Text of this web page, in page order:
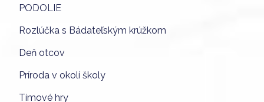
PODOLIE
Rozlúčka s Bádateľským krúžkom
Deň otcov
Príroda v okolí školy
Tímové hry